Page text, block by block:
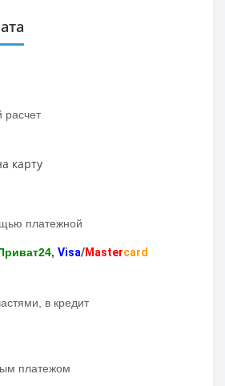
карту
платежной
Visa/Mastercard
в кредит
платежом